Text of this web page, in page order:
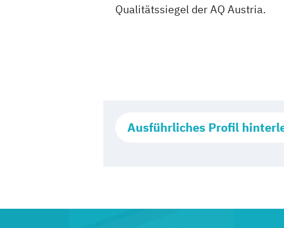
Qualitätssiegel der AQ Austria.
Ausführliches Profil